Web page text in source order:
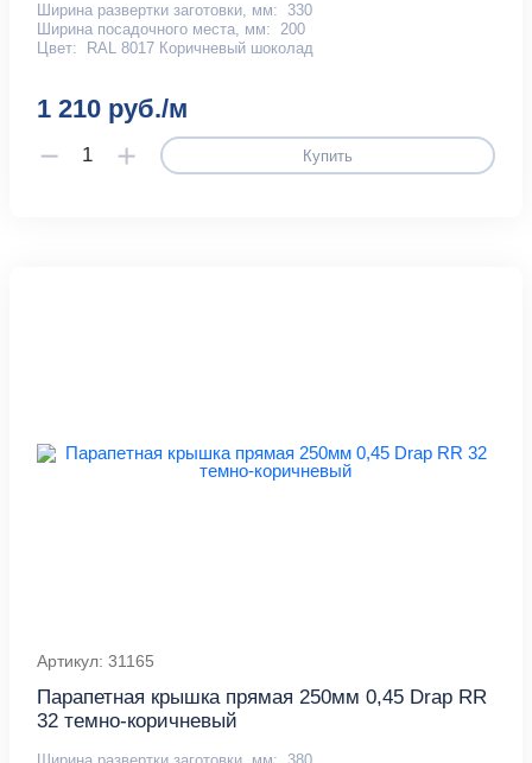
Ширина развертки заготовки, мм:
330
Ширина посадочного места, мм: 200
Цвет:
RAL 8017 Коричневый шоколад
1 210 руб./м
Купить
Артикул: 31165
Парапетная крышка прямая 250мм 0,45 Drap RR
32 темно-коричневый